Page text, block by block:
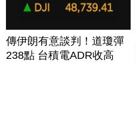
傳伊朗有意談判！道瓊彈
238點 台積電ADR收高